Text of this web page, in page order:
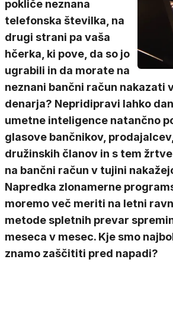
pokliče neznana
telefonska številka, na
drugi strani pa vaša
hčerka, ki pove, da so jo
ugrabili in da morate na
neznani bančni račun nakazati
denarja? Nepridipravi lahko
umetne inteligence natančno
glasove bančnikov,
družinskih članov in s tem
na bančni račun v tujini
Napredka zlonamerne
moremo več meriti na letni
metode spletnih prevar
meseca v mesec. Kje smo
znamo zaščititi pred napadi?